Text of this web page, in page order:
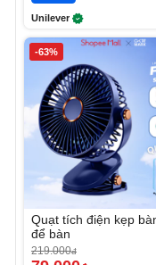
Unilever
-63%
Quạt tích điện kẹp
để bàn
219.000đ